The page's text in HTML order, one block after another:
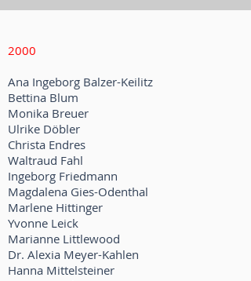
2000
Ana Ingeborg Balzer-Keilitz
Bettina Blum
Monika Breuer
Ulrike Döbler
Christa Endres
Waltraud Fahl
Ingeborg Friedmann
Magdalena Gies-Odenthal
Marlene Hittinger
Yvonne Leick
Marianne Littlewood
Dr. Alexia Meyer-Kahlen
Hanna Mittelsteiner